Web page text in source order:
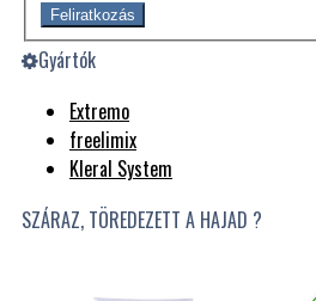
Feliratkozás
Gyártók
Extremo
freelimix
Kleral System
SZÁRAZ, TÖREDEZETT A HAJAD ?